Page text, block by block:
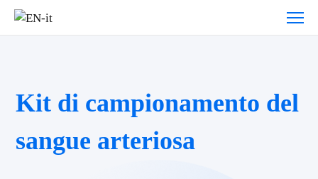
Kit di campionamento del
sangue arteriosa